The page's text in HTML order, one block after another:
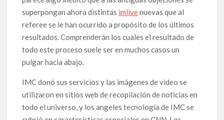
superpongan ahora distintas imlivenuevas que al
referee se le han ocurrido a propósito de los últimos
resultados. Comprenderán los cuales el resultado de
todo este proceso suele ser en muchos casos un
pulgar hacia abajo.
IMC donó sus servicios y las imágenes de video se
utilizaron en sitios web de recopilación de noticias en
todo el universo, y los angeles tecnología de IMC se